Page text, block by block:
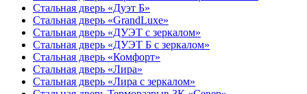
Стальная дверь «Дуэт Б»
Стальная дверь «GrandLuxe»
Стальная дверь «ДУЭТ с зеркалом»
Стальная дверь «ДУЭТ Б с зеркалом»
Стальная дверь «Комфорт»
Стальная дверь «Лира»
Стальная дверь «Лира с зеркалом»